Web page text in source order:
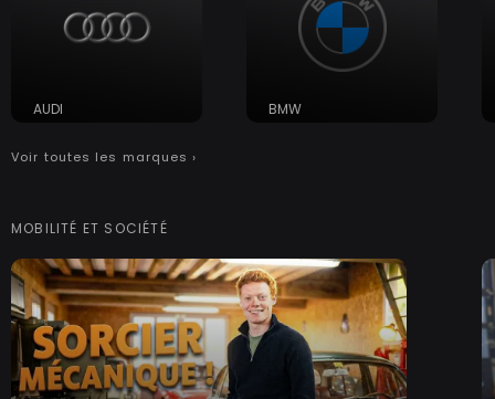
AUDI BMW
Voir toutes les marques ›
MOBILITÉ ET SOCIÉTÉ